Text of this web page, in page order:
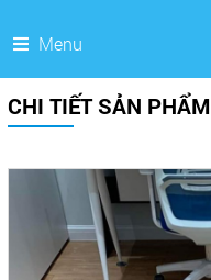
Menu
CHI TIẾT SẢN PHẨM